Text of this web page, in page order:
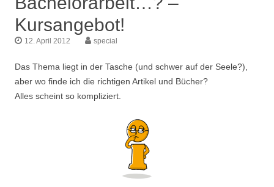
Kursangebot!
12. April 2012 special
Das Thema liegt in der Tasche (und schwer auf der Seele?),
aber wo finde ich die richtigen Artikel und Bücher?
Alles scheint so kompliziert.